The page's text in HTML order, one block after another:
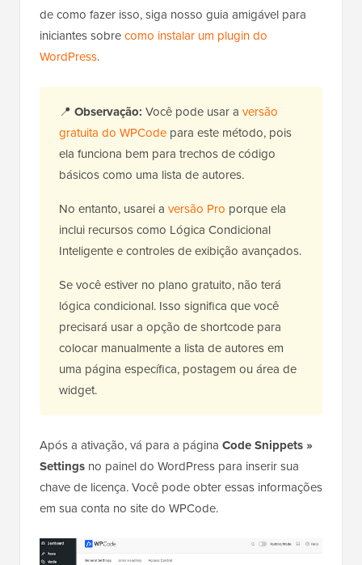
de como fazer isso, siga nosso guia amigável para
iniciantes sobrecomo instalar um plugin do
WordPress.
📍 Observação: Você pode usar a versão
gratuita do WPCode para este método, pois
ela funciona bem para trechos de código
básicos como uma lista de autores.
No entanto, usarei a versão Pro porque ela
inclui recursos como Lógica Condicional
Inteligente e controles de exibição avançados.
Se você estiver no plano gratuito, não terá
lógica condicional. Isso significa que você
precisará usar a opção de shortcode para
colocar manualmente a lista de autores em
uma página específica, postagem ou área de
widget.
Após a ativação, vá para a página Code Snippets »
Settings no painel do WordPress para inserir sua
chave de licença. Você pode obter essas informações
em sua conta no site do WPCode.